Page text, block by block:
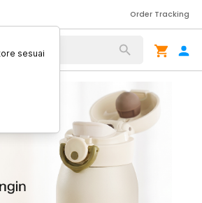
Order Tracking
sesuai